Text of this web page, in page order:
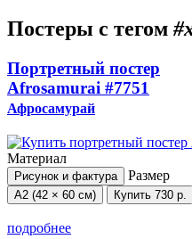
Постеры с тегом
Портретный постер
Afrosamurai #7751
Афросамурай
Материал
Рисунок и фактура Размер
А2 (42 × 60 см) Купить 730 р.
подробнее